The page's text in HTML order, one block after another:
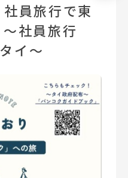
員旅行で東
社員旅行
イ～